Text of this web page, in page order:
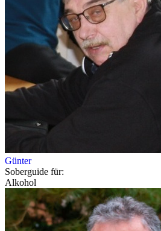
Günter
Soberguide für:
Alkohol